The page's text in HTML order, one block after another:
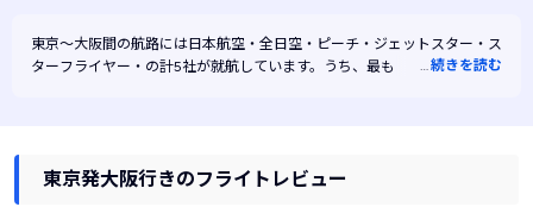
東京～大阪間の航路には日本航空・ 全日空・ ピーチ・ ジェットスター・ ス
ターフライヤー・ の計5社が就航しています。うち、最も早い時間に運航
続きを読む
東京発大阪行きのフライトレビュー